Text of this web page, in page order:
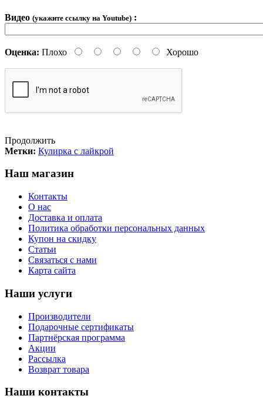
Видео (укажите ссылку на Youtube) :
Оценка: Плохо Хорошо
Продолжить
Метки: Кулирка с лайкрой
Наш магазин
Контакты
О нас
Доставка и оплата
Политика обработки персональных данных
Купон на скидку
Статьи
Связаться с нами
Карта сайта
Наши услуги
Производители
Подарочные сертификаты
Партнёрская программа
Акции
Рассылка
Возврат товара
Наши контакты